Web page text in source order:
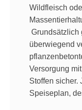
Wildfleisch
Grundsätzlich
überwiegend
Versorgung
Stoffen sicher.
Speiseplan,